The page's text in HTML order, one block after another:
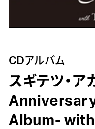
CDアルバム
スギテツ・
Album- with